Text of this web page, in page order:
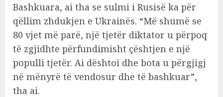
Bashkuara, ai tha se sulmi i Rusisë ka për
qëllim zhdukjen e Ukrainës. “Më shumë se
80 vjet më parë, një tjetër diktator u përpoq
të zgjidhte përfundimisht çështjen e një
populli tjetër. Ai dështoi dhe bota u përgjigj
në mënyrë të vendosur dhe të bashkuar”,
tha ai.